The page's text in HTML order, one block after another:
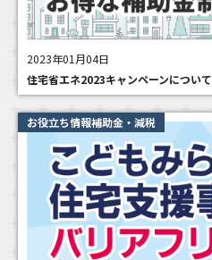
2023年01月04日
住宅省エネ2023キャンペーンについて
お役立ち情報補助金・減税